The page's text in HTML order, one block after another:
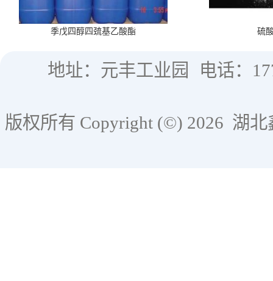
季戊四醇四巯基乙酸酯 硫
地址：元丰工业园 电话：
版权所有 Copyright (©) 2026 湖北